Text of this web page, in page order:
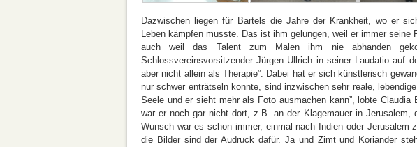
Dazwischen liegen für Bartels die Jahre der Krankheit, wo er
Leben kämpfen musste. Das ist ihm gelungen, weil er immer seine
auch weil das Talent zum Malen ihm nie abhanden
Schlossvereinsvorsitzender Jürgen Ullrich in seiner Laudatio auf
aber nicht allein als Therapie”. Dabei hat er sich künstlerisch
nur schwer enträtseln konnte, sind inzwischen sehr reale,
Seele und er sieht mehr als Foto ausmachen kann”, lobte Claudia
war er noch gar nicht dort, z.B. an der Klagemauer in Jerusalem,
Wunsch war es schon immer, einmal nach Indien oder Jerusalem
die Bilder sind der Audruck dafür. Ja und Zimt und Koriander